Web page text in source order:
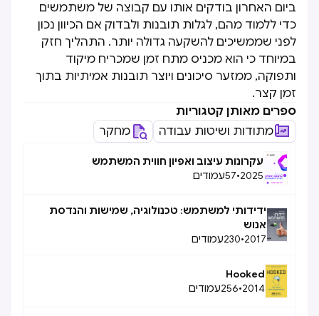
ביום האחרון בודקים אותו עם קבוצה של משתמשים
כדי ללמוד מהם, לגלות תובנות ולבדוק אם הכיוון נכון
לפני שממשיכים להשקעה גדולה יותר. התהליך חזק
במיוחד כי הוא מכניס מתח זמן שמכריח מיקוד
ותפוקה, ממזער סיכונים ויוצר תובנות אמיתיות בתוך
זמן קצר.
ספרים מאותן קטגוריות
מתודות ושיטות עבודה
מחקר
עקרונות עיצוב ואפיון חווית המשתמש
2025
•
57עמודים
ידידותי למשתמש: טכנולוגיה, שמישות והנדסת
אנוש
2017
•
230עמודים
Hooked
2014
•
256עמודים